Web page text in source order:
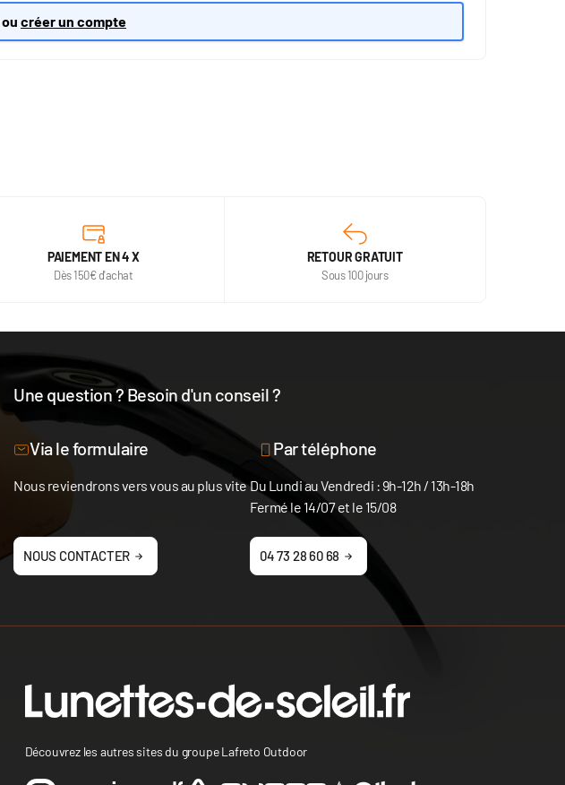
ou créer un compte
PAIEMENT EN 4 X
Dès 150€ d'achat
RETOUR GRATUIT
Sous 100 jours
Une question ? Besoin d'un conseil ?
Notre équipe est à votre disposition
Via le formulaire Par téléphone
Nous reviendrons vers vous au plus vite
NOUS CONTACTER
Du Lundi au Vendredi : 9h-12h / 13h-18h
Fermé le 14/07 et le 15/08
04 73 28 60 68
Découvrez les autres sites du groupe Lafreto Outdoor